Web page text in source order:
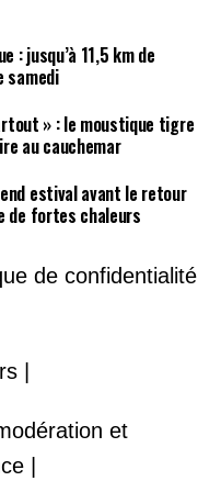
: jusqu’à 11,5 km de
samedi
» : le moustique tigre
au cauchemar
estival avant le retour
de fortes chaleurs
de confidentialité
|
et
|